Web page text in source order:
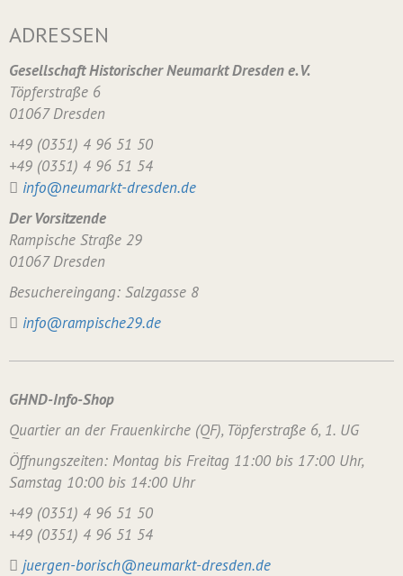
ADRESSEN
Gesellschaft Historischer Neumarkt Dresden e. V.
Töpferstraße 6
01067 Dresden
+49 (0351) 4 96 51 50
+49 (0351) 4 96 51 54
info@neumarkt-dresden.de
Der Vorsitzende
Rampische Straße 29
01067 Dresden
Besuchereingang: Salzgasse 8
info@rampische29.de
GHND-Info-Shop
Quartier an der Frauenkirche (QF), Töpferstraße 6, 1. UG
Öffnungszeiten: Montag bis Freitag 11:00 bis 17:00 Uhr,
Samstag 10:00 bis 14:00 Uhr
+49 (0351) 4 96 51 50
+49 (0351) 4 96 51 54
juergen-borisch@neumarkt-dresden.de